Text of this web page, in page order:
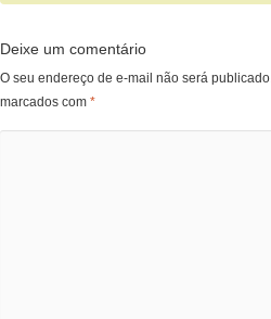
Deixe um comentário
O seu endereço de e-mail não será publicado.
marcados com *